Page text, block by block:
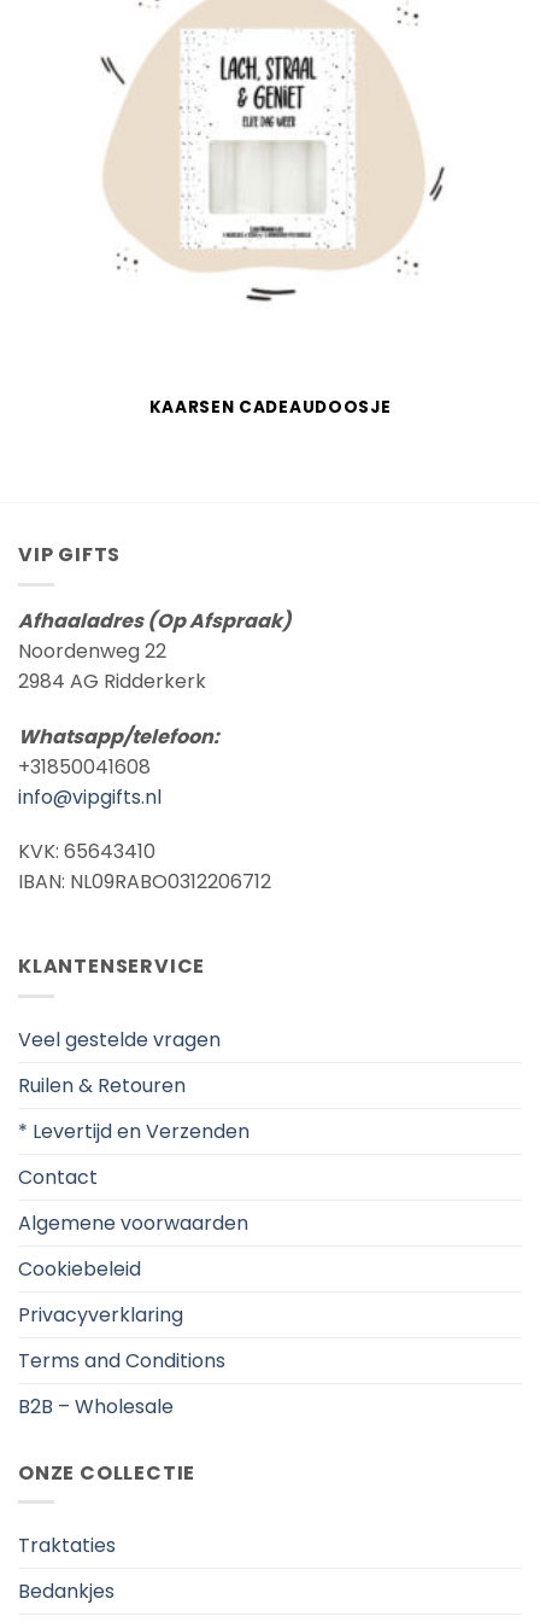
KAARSEN CADEAUDOOSJE
VIP GIFTS
Afhaaladres (Op Afspraak)
Noordenweg 22
2984 AG Ridderkerk
Whatsapp/telefoon:
+31850041608
info@vipgifts.nl
KVK: 65643410
IBAN: NL09RABO0312206712
KLANTENSERVICE
Veel gestelde vragen
Ruilen & Retouren
* Levertijd en Verzenden
Contact
Algemene voorwaarden
Cookiebeleid
Privacyverklaring
Terms and Conditions
B2B – Wholesale
ONZE COLLECTIE
Traktaties
Bedankjes